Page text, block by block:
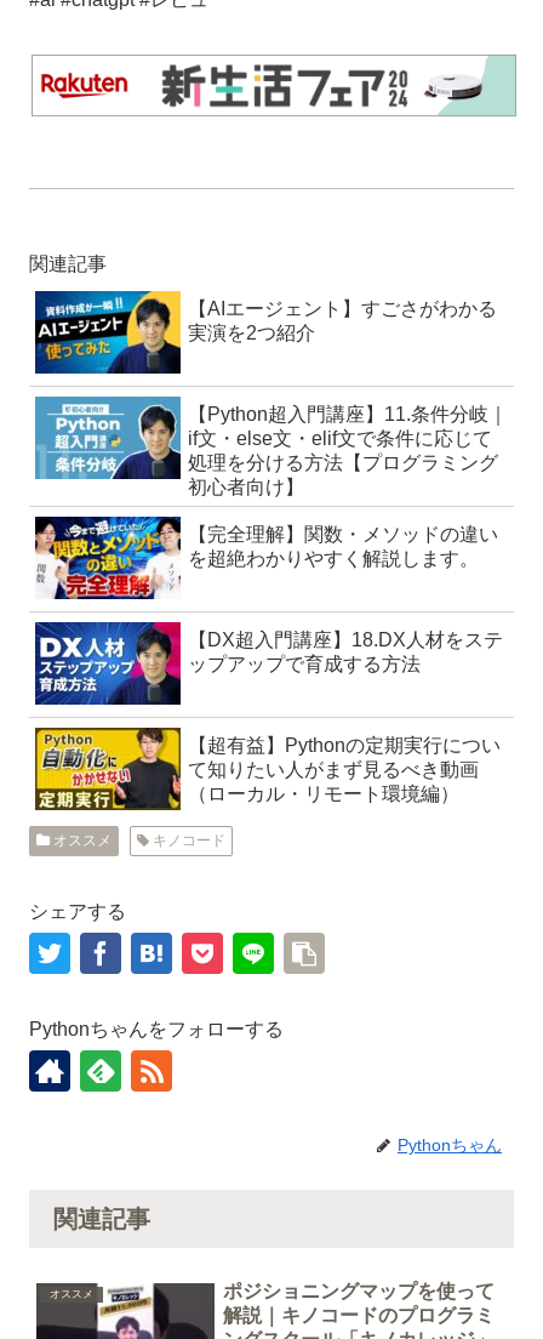
関連記事
【AIエージェント】すごさがわかる
実演を2つ紹介
【Python超入門講座】11.条件分岐｜
if文・else文・elif文で条件に応じて
処理を分ける方法【プログラミング
初心者向け】
【完全理解】関数・メソッドの違い
を超絶わかりやすく解説します。
【DX超入門講座】18.DX人材をステ
ップアップで育成する方法
【超有益】Pythonの定期実行につい
て知りたい人がまず見るべき動画
（ローカル・リモート環境編）
オススメ キノコード
シェアする
Pythonちゃんをフォローする
Pythonちゃん
関連記事
オススメ
ポジショニングマップを使って
解説｜キノコードのプログラミ